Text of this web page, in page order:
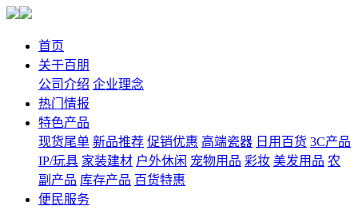
首页
关于百朋
公司介绍 企业理念
热门情报
特色产品
现货尾单 新品推荐 促销优惠 高端瓷器 日用百货 3C产品
IP/玩具 家装建材 户外休闲 宠物用品 彩妆 美发用品 农
副产品 库存产品 百货特惠
便民服务